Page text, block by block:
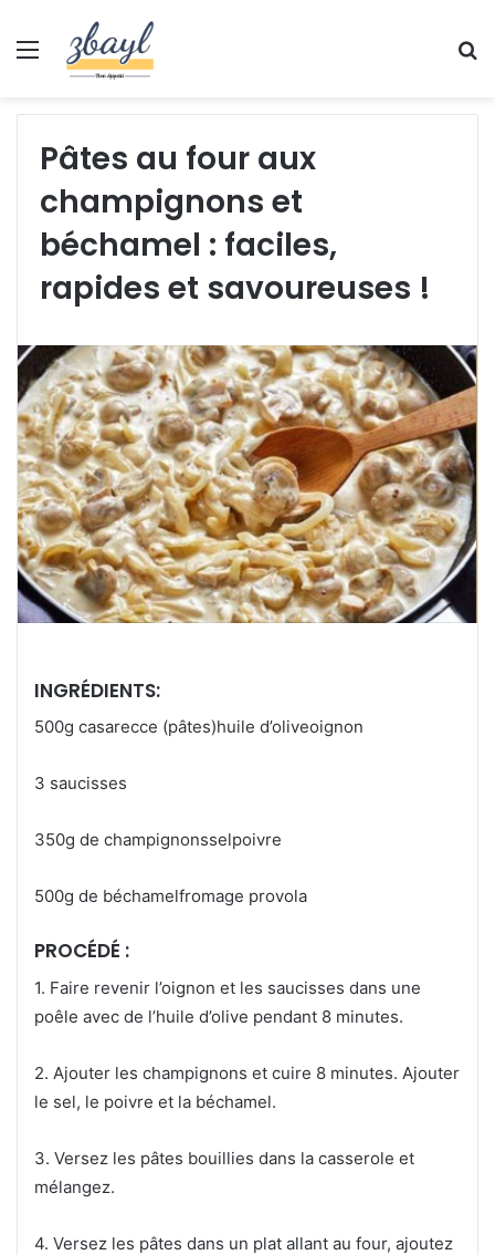
Menu
Pâtes au four aux
champignons et
béchamel : faciles,
rapides et savoureuses !
INGRÉDIENTS:
500g casarecce (pâtes)huile d’oliveoignon
3 saucisses
350g de champignonsselpoivre
500g de béchamelfromage provola
PROCÉDÉ :
1. Faire revenir l’oignon et les saucisses dans une
poêle avec de l’huile d’olive pendant 8 minutes.
2. Ajouter les champignons et cuire 8 minutes. Ajouter
le sel, le poivre et la béchamel.
3. Versez les pâtes bouillies dans la casserole et
mélangez.
4. Versez les pâtes dans un plat allant au four, ajoutez